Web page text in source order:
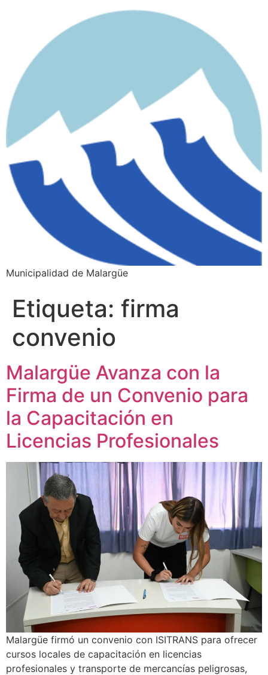
Municipalidad de Malargüe
Etiqueta: firma
convenio
Malargüe Avanza con la
Firma de un Convenio para
la Capacitación en
Licencias Profesionales
Malargüe firmó un convenio con ISITRANS para ofrecer
cursos locales de capacitación en licencias
profesionales y transporte de mercancías peligrosas,